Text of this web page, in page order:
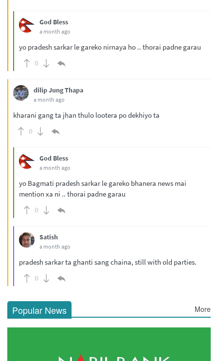
God Bless
a month ago
yo pradesh sarkar le gareko nirnaya ho .. thorai padne garau
0
dilip Jung Thapa
a month ago
kharani gang ta jhan thulo lootera po dekhiyo ta
0
God Bless
a month ago
yo Bagmati pradesh sarkar le gareko bhanera news mai
mention xa ni .. thorai padne garau
0
Satish
a month ago
pradesh sarkar ta ghanti sang chaina, still with old parties.
0
Popular News More